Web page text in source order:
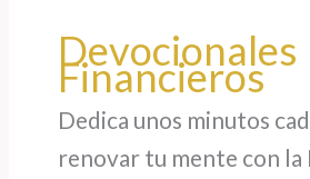
Devocionales
Financieros
Dedica unos minutos
renovar tu mente con la